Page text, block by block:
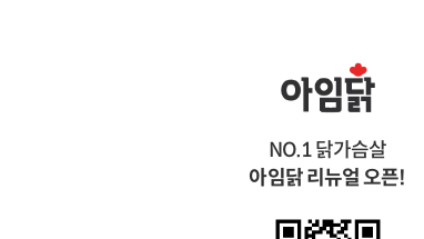
NO.1 닭가슴살
아임닭 리뉴얼 오픈!